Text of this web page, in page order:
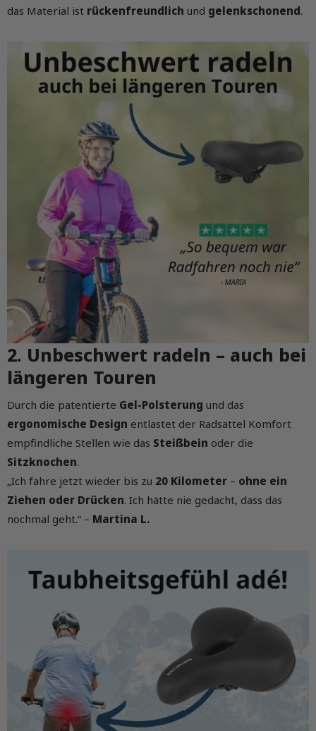
das Material ist rückenfreundlich und gelenkschonend.
2. Unbeschwert radeln – auch bei
längeren Touren
Durch die patentierte Gel-Polsterung und das
ergonomische Design entlastet der Radsattel Komfort
empfindliche Stellen wie das Steißbein oder die
Sitzknochen.
„Ich fahre jetzt wieder bis zu 20 Kilometer – ohne ein
Ziehen oder Drücken. Ich hätte nie gedacht, dass das
nochmal geht.“ – Martina L.